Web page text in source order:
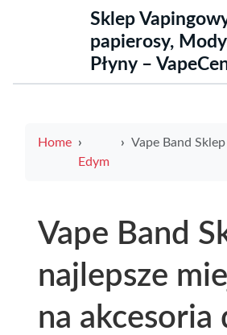
Sklep
papierosy,
Płyny –
Home
Edym
Vape Band Sklep najlepsze
Vape Band
najlepsze
na akcesoria